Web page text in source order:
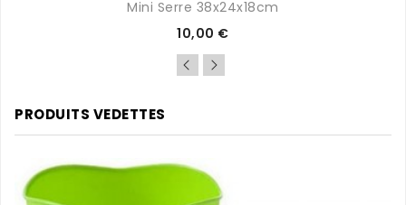
Mini Serre 38x24x18cm
Prix
10,00 €
PRODUITS VEDETTES